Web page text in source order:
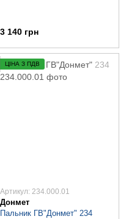
3 140 грн
ЦІНА З ПДВ
Артикул: 234.000.01
Донмет
Пальник ГВ"Донмет" 234